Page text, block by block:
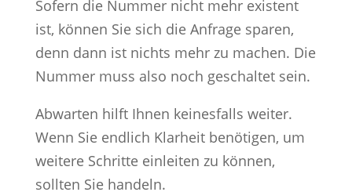
Sofern die Nummer nicht mehr existent
ist, können Sie sich die Anfrage sparen,
denn dann ist nichts mehr zu machen. Die
Nummer muss also noch geschaltet sein.
Abwarten hilft Ihnen keinesfalls weiter.
Wenn Sie endlich Klarheit benötigen, um
weitere Schritte einleiten zu können,
sollten Sie handeln.